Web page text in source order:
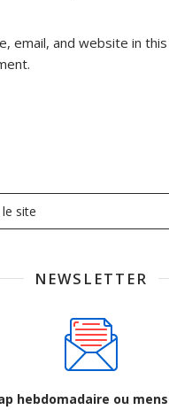
email, and website in
NEWSLETTER
hebdomadaire ou